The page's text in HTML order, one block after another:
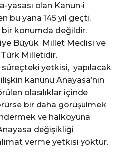
yasası olan Kanun-i
bu yana 145 yıl geçti.
bir konumda değildir.
Büyük Millet Meclisi ve
Milletidir.
süreçteki yetkisi, yapılacak
kanunu Anayasa’nın
olasılıklar içinde
bir daha görüşülmek
ve halkoyuna
değişikliği
verme yetkisi yoktur.